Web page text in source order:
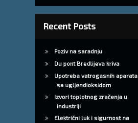
Recent Posts
Poziv na saradnju
Du pont Bredlijeva kriva
Upotreba vatrogasnih aparata
sa ugljendioksidom
Izvori toplotnog zračenja u
industriji
Električni luk i sigurnost na